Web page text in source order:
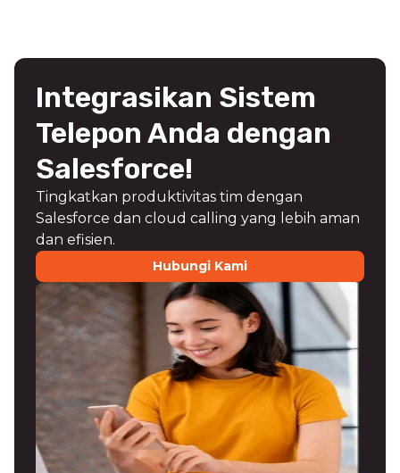
Integrasikan Sistem
Telepon Anda dengan
Salesforce!
Tingkatkan produktivitas tim dengan
Salesforce dan cloud calling yang lebih aman
dan efisien.
Hubungi Kami